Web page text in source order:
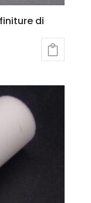
di